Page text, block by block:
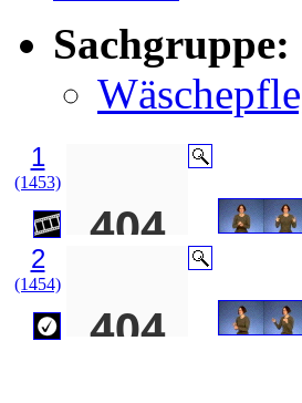
Sachgruppe:
1
(1453)
2
(1454)